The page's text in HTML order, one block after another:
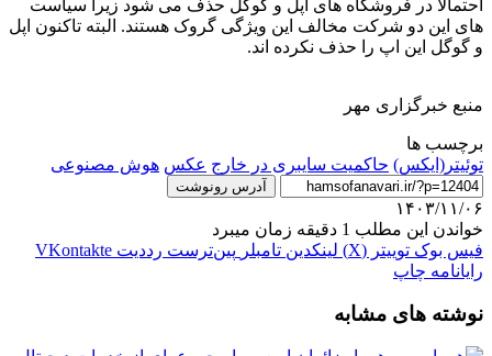
احتمالا در فروشگاه های اپل و گوگل حذف می شود زیرا سیاست
های این دو شرکت مخالف این ویژگی گروک هستند. البته تاکنون اپل
و گوگل این اپ را حذف نکرده اند.
منبع خبرگزاری مهر
برچسب ها
توئیتر(ایکس) حاکمیت سایبری در خارج عکس هوش مصنوعی
آدرس رونوشت
۱۴۰۳/۱۱/۰۶
خواندن این مطلب 1 دقیقه زمان میبرد
فیس بوک توییتر (X) لینکدین ‫تامبلر ‫پین‌ترست ‫رددیت ‫VKontakte
رایانامه چاپ
نوشته های مشابه